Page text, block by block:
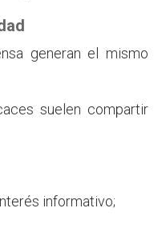
generan el mismo
suelen compartir
informativo;